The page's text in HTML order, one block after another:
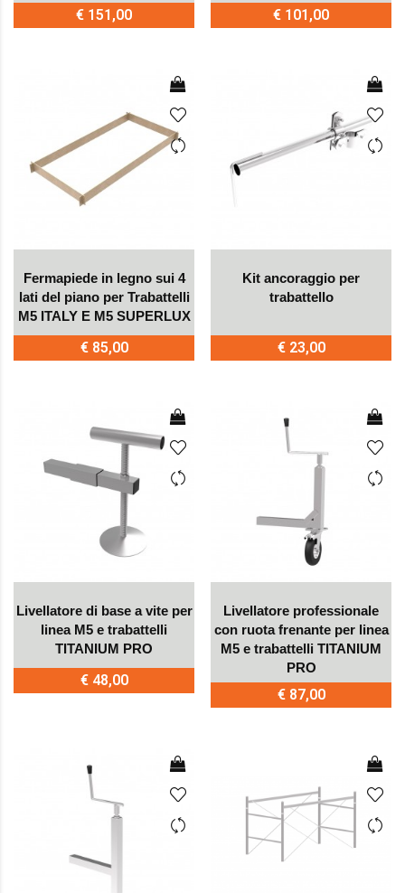
€ 151,00 € 101,00
Fermapiede in legno sui 4
lati del piano per Trabattelli
M5 ITALY E M5 SUPERLUX
€ 85,00
Kit ancoraggio per
trabattello
€ 23,00
Livellatore di base a vite per
linea M5 e trabattelli
TITANIUM PRO
€ 48,00
Livellatore professionale
con ruota frenante per linea
M5 e trabattelli TITANIUM
PRO
€ 87,00